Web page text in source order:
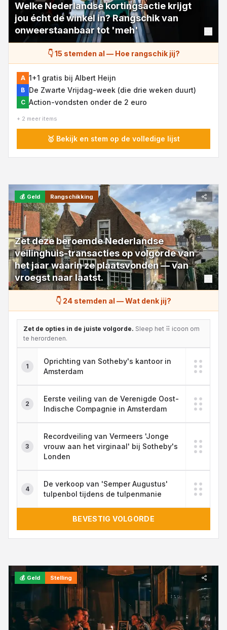
Welke Nederlandse kortingsactie krijgt
jou écht de winkel in? Rangschik van
onweerstaanbaar tot 'meh'
👇 15 stemden al — Hoe rangschik jij?
A 1+1 gratis bij Albert Heijn
B De Zwarte Vrijdag-week (die drie weken duurt)
C Action-vondsten onder de 2 euro
+ 2 meer items
🥇 Bekijk en stem op de volledige lijst
💰 Geld Rangschikking
Zet deze beroemde Nederlandse
veilinghuis-transacties op volgorde van
het jaar waarin ze plaatsvonden — van
vroegst naar laatst.
👇 24 stemden al —Wat denk jij?
Zet de opties in de juiste volgorde. Sleep het ⠿ icoon om
te herordenen.
1
Oprichting van Sotheby's kantoor in
Amsterdam
2
Eerste veiling van de Verenigde Oost-
Indische Compagnie in Amsterdam
3
Recordveiling van Vermeers 'Jonge
vrouw aan het virginaal' bij Sotheby's
Londen
4
De verkoop van 'Semper Augustus'
tulpenbol tijdens de tulpenmanie
BEVESTIG VOLGORDE
💰 Geld Stelling